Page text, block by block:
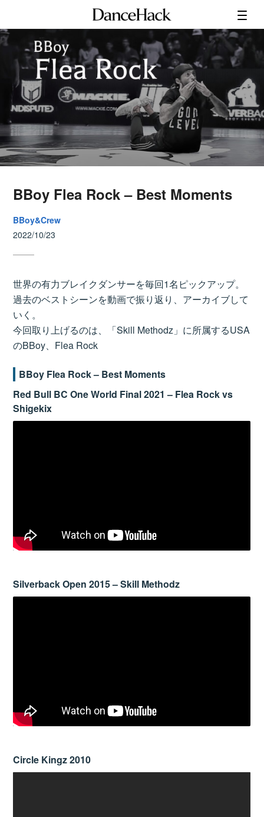
BBoy Flea Rock – Best Moments
BBoy&Crew
2022/10/23
世界の有力ブレイクダンサーを毎回1名ピックアップ。
過去のベストシーンを動画で振り返り、アーカイブして
いく。
今回取り上げるのは、「Skill Methodz」に所属するUSA
のBBoy、Flea Rock
BBoy Flea Rock – Best Moments
Red Bull BC One World Final 2021 – Flea Rock vs
Shigekix
Silverback Open 2015 – Skill Methodz
Circle Kingz 2010